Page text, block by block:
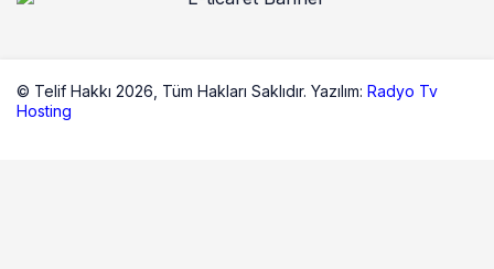
© Telif Hakkı 2026, Tüm Hakları Saklıdır. Yazılım: Radyo Tv
Hosting